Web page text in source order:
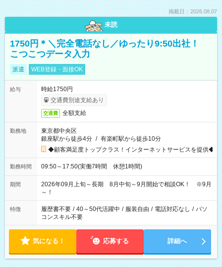
掲載日：2026.08.07
未読
1750円＊＼完全電話なし／ゆったり9:50出社！
こつこつデータ入力
派遣 WEB登録・面接OK
給与
時給1750円
交通費別途支給あり
交通費 全額支給
勤務地
東京都中央区
銀座駅から徒歩4分 / 有楽町駅から徒歩10分
◆顧客満足度トップクラス！インターネットサービスを提供◆
勤務時間 09:50～17:50(実働7時間 休憩1時間)
期間
2026年09月上旬～長期 8月中旬～9月開始で相談OK！ ※9月
～！
特徴 履歴書不要 / 40～50代活躍中 / 服装自由 / 電話対応なし / パソ
コンスキル不要
気になる！ 応募する 詳細へ